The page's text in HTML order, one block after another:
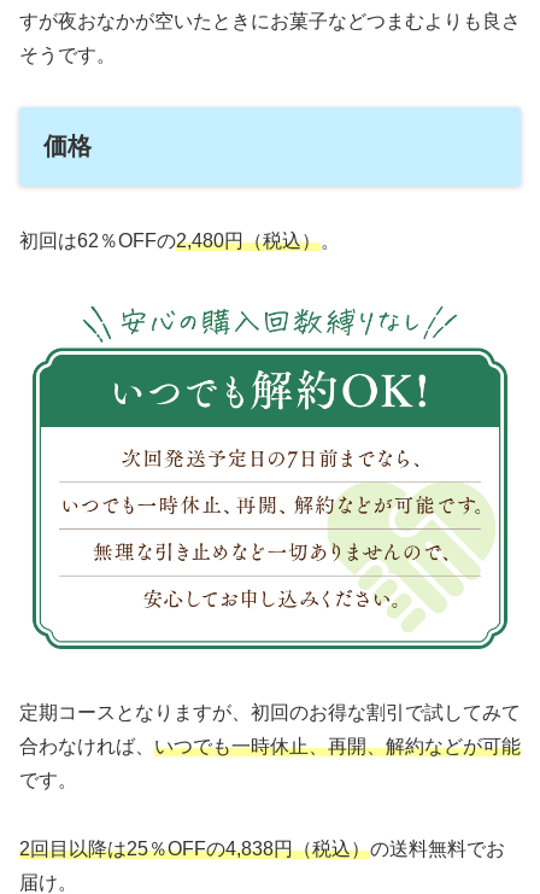
すが夜おなかが空いたときにお菓子などつまむよりも良さ
そうです。
価格
初回は62％OFFの2,480円（税込）。
定期コースとなりますが、初回のお得な割引で試してみて
合わなければ、 いつでも一時休止、再開、解約などが可能
です。
2回目以降は25％OFFの4,838円（税込）の送料無料でお
届け。